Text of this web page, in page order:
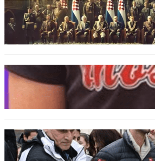
BOSNIEN
Ein Skandal: Čović
trotz Kriegsverbrechen
BOSNIEN
„Hasswelle eskaliert“:
bosniakischen Jungen
durch kroatische Jugendliche
SPORT
Djokovic feiert Gold mit dem
serbisches Volk‘